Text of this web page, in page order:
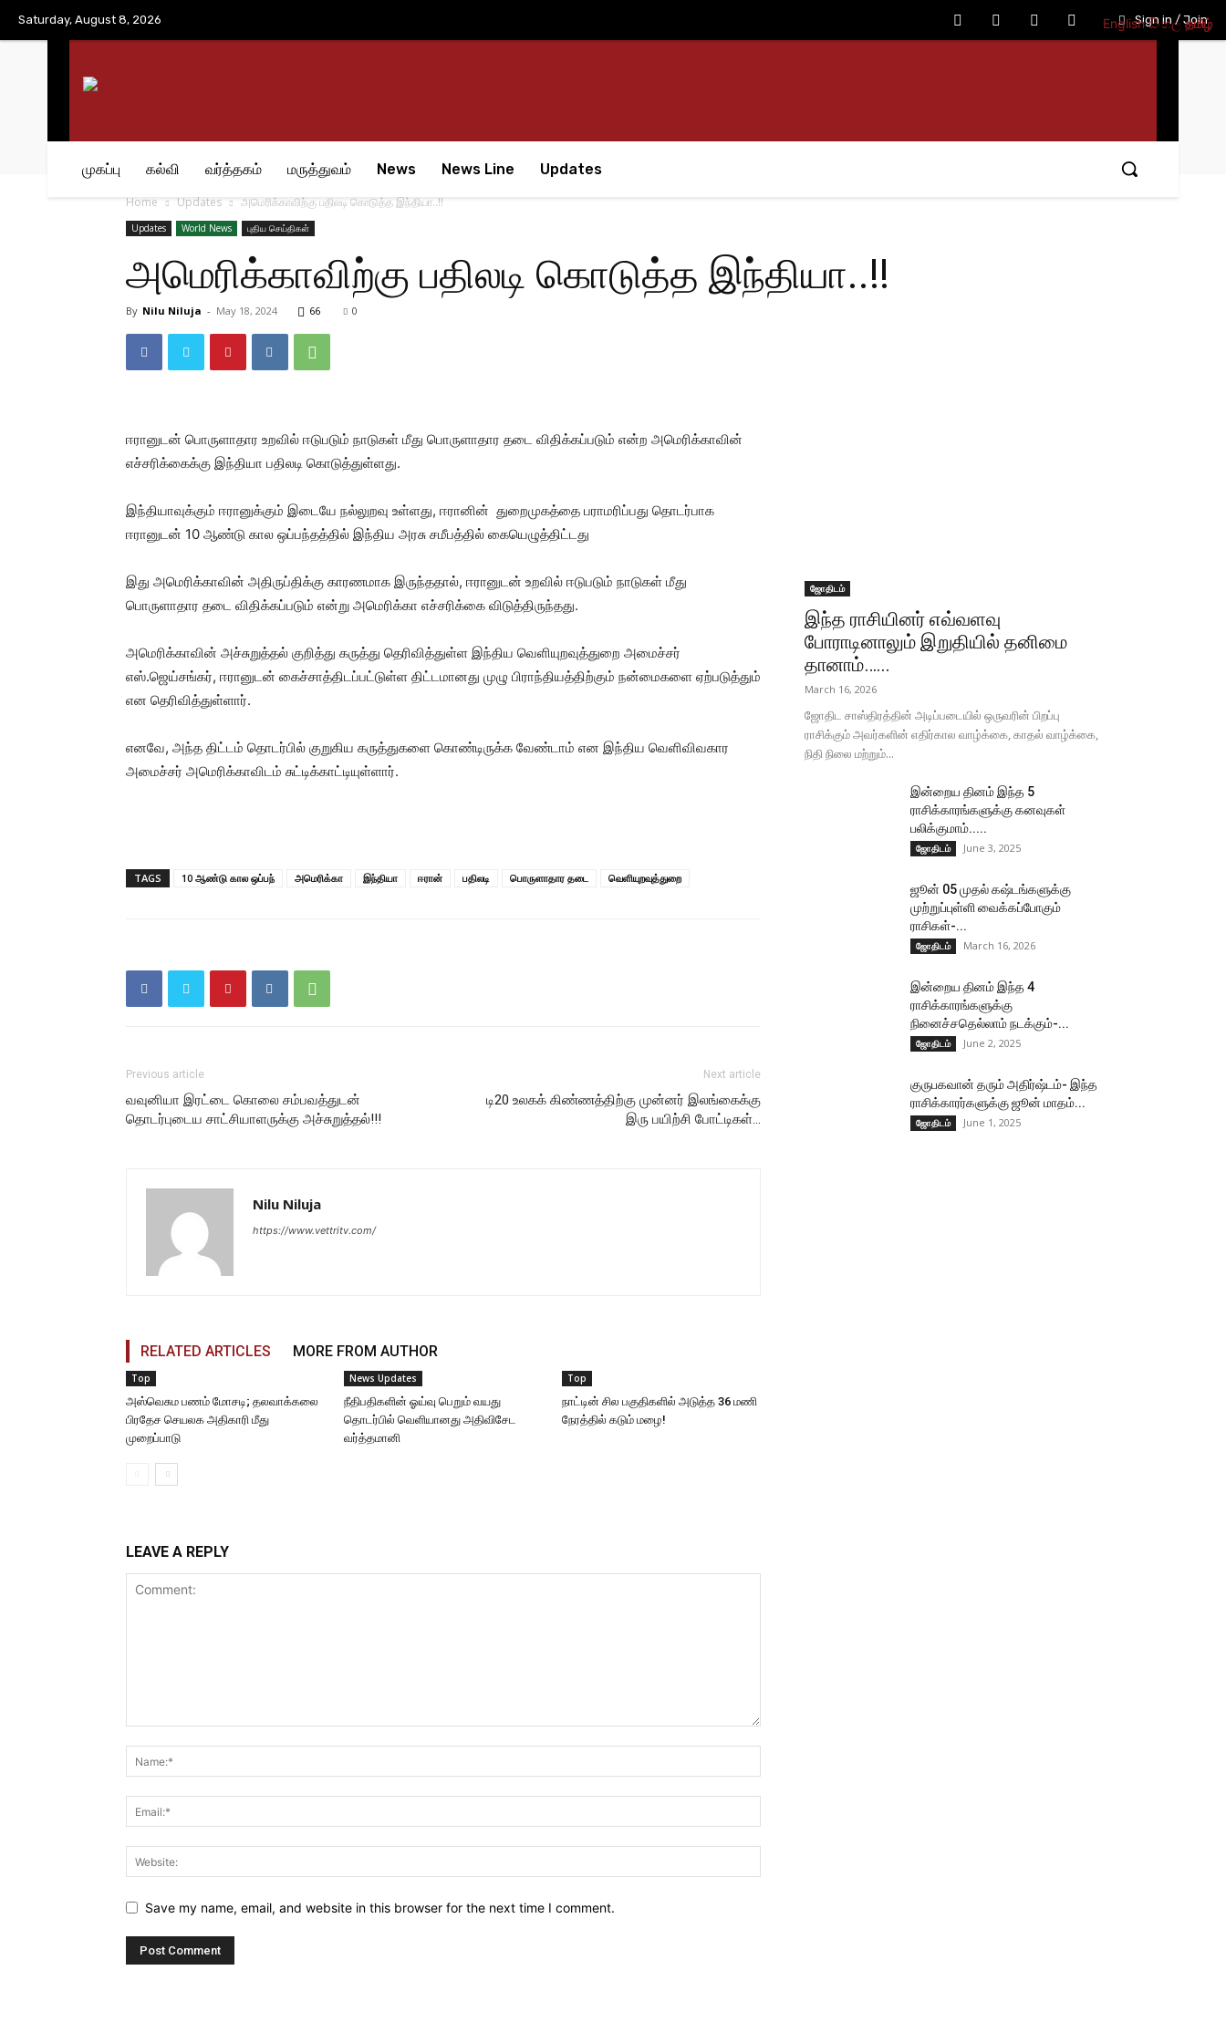
Saturday, August 8, 2026 Sign in / Join
முகப்பு கல்வி வர்த்தகம் மருத்துவம் News News Line Updates
Home Updates அமெரிக்காவிற்கு பதிலடி கொடுத்த இந்தியா..!!
Updates World News புதிய செய்திகள்
அமெரிக்காவிற்கு பதிலடி கொடுத்த இந்தியா..!!
By Nilu Niluja - May 18, 2024 66 0
ஈரானுடன் பொருளாதார உறவில் ஈடுபடும் நாடுகள் மீது பொருளாதார தடை விதிக்கப்படும் என்ற அமெரிக்காவின்
எச்சரிக்கைக்கு இந்தியா பதிலடி கொடுத்துள்ளது.
இந்தியாவுக்கும் ஈரானுக்கும் இடையே நல்லுறவு உள்ளது, ஈரானின் துறைமுகத்தை பராமரிப்பது தொடர்பாக
ஈரானுடன் 10 ஆண்டு கால ஒப்பந்தத்தில் இந்திய அரசு சமீபத்தில் கையெழுத்திட்டது
இது அமெரிக்காவின் அதிருப்திக்கு காரணமாக இருந்ததால், ஈரானுடன் உறவில் ஈடுபடும் நாடுகள் மீது
பொருளாதார தடை விதிக்கப்படும் என்று அமெரிக்கா எச்சரிக்கை விடுத்திருந்தது.
அமெரிக்காவின் அச்சுறுத்தல் குறித்து கருத்து தெரிவித்துள்ள இந்திய வெளியுறவுத்துறை அமைச்சர்
எஸ்.ஜெய்சங்கர், ஈரானுடன் கைச்சாத்திடப்பட்டுள்ள திட்டமானது முழு பிராந்தியத்திற்கும் நன்மைகளை ஏற்படுத்தும்
என தெரிவித்துள்ளார்.
எனவே, அந்த திட்டம் தொடர்பில் குறுகிய கருத்துகளை கொண்டிருக்க வேண்டாம் என இந்திய வெளிவிவகார
அமைச்சர் அமெரிக்காவிடம் சுட்டிக்காட்டியுள்ளார்.
TAGS 10 ஆண்டு கால ஒப்பந் அமெரிக்கா இந்தியா ஈரான் பதிலடி பொருளாதார தடை வெளியுறவுத்துறை
Previous article
வவுனியா இரட்டை கொலை சம்பவத்துடன்
தொடர்புடைய சாட்சியாளருக்கு அச்சுறுத்தல்!!!
Next article
டி20 உலகக் கிண்ணத்திற்கு முன்னர் இலங்கைக்கு
இரு பயிற்சி போட்டிகள்…
Nilu Niluja
https://www.vettritv.com/
RELATED ARTICLES MORE FROM AUTHOR
Top
அஸ்வெசும பணம் மோசடி; தலவாக்கலை
பிரதேச செயலக அதிகாரி மீது
முறைப்பாடு
News Updates
நீதிபதிகளின் ஓய்வு பெறும் வயது
தொடர்பில் வெளியானது அதிவிசேட
வர்த்தமானி
Top
நாட்டின் சில பகுதிகளில் அடுத்த 36 மணி
நேரத்தில் கடும் மழை!
LEAVE A REPLY
Save my name, email, and website in this browser for the next time I comment.
ஜோதிடம்
இந்த ராசியினர் எவ்வளவு
போராடினாலும் இறுதியில் தனிமை
தானாம்…...
March 16, 2026
ஜோதிட சாஸ்திரத்தின் அடிப்படையில் ஒருவரின் பிறப்பு
ராசிக்கும் அவர்களின் எதிர்கால வாழ்க்கை, காதல் வாழ்க்கை,
நிதி நிலை மற்றும்...
இன்றைய தினம் இந்த 5
ராசிக்காரங்களுக்கு கனவுகள்
பலிக்குமாம்.....
ஜோதிடம் June 3, 2025
ஜூன் 05 முதல் கஷ்டங்களுக்கு
முற்றுப்புள்ளி வைக்கப்போகும்
ராசிகள்-...
ஜோதிடம் March 16, 2026
இன்றைய தினம் இந்த 4
ராசிக்காரங்களுக்கு
நினைச்சதெல்லாம் நடக்கும்-...
ஜோதிடம் June 2, 2025
குருபகவான் தரும் அதிர்ஷ்டம்- இந்த
ராசிக்காரர்களுக்கு ஜூன் மாதம்...
ஜோதிடம் June 1, 2025
English සිංහල தமிழ்